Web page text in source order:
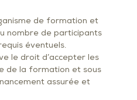
de formation et
nombre de participants
éventuels.
le droit d’accepter les
de la formation et sous
assurée et